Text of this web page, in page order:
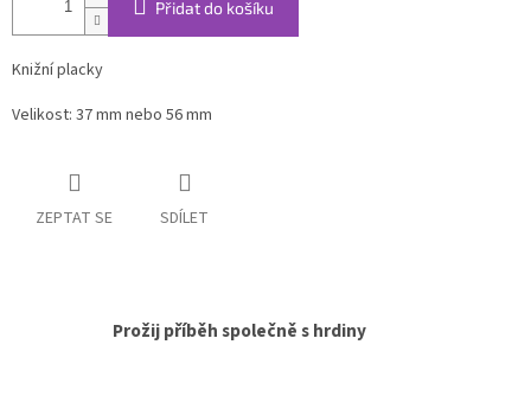
Přidat do košíku
Knižní placky
Velikost: 37 mm nebo 56 mm
ZEPTAT SE SDÍLET
Prožij příběh společně s hrdiny